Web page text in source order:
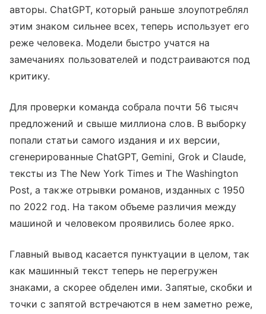
авторы. ChatGPT, который раньше злоупотреблял
этим знаком сильнее всех, теперь использует его
реже человека. Модели быстро учатся на
замечаниях пользователей и подстраиваются под
критику.
Для проверки команда собрала почти 56 тысяч
предложений и свыше миллиона слов. В выборку
попали статьи самого издания и их версии,
сгенерированные ChatGPT, Gemini, Grok и Claude,
тексты из The New York Times и The Washington
Post, а также отрывки романов, изданных с 1950
по 2022 год. На таком объеме различия между
машиной и человеком проявились более ярко.
Главный вывод касается пунктуации в целом, так
как машинный текст теперь не перегружен
знаками, а скорее обделен ими. Запятые, скобки и
точки с запятой встречаются в нем заметно реже,